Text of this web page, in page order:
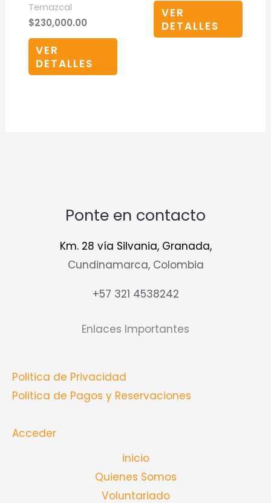
Temazcal
$230,000.00
VER
DETALLES
VER
DETALLES
Ponte en contacto
Km. 28 vía Silvania, Granada,
Cundinamarca, Colombia
+57 321 4538242
Enlaces Importantes
Politica de Privacidad
Politica de Pagos y Reservaciones
Acceder
inicio
Quienes Somos
Voluntariado